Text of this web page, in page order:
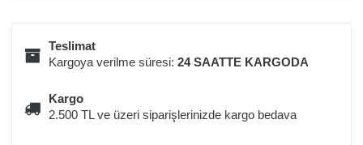
Teslimat
Kargoya verilme süresi:24 SAATTE KARGODA
Kargo
2.500 TL ve üzeri siparişlerinizde kargo bedava